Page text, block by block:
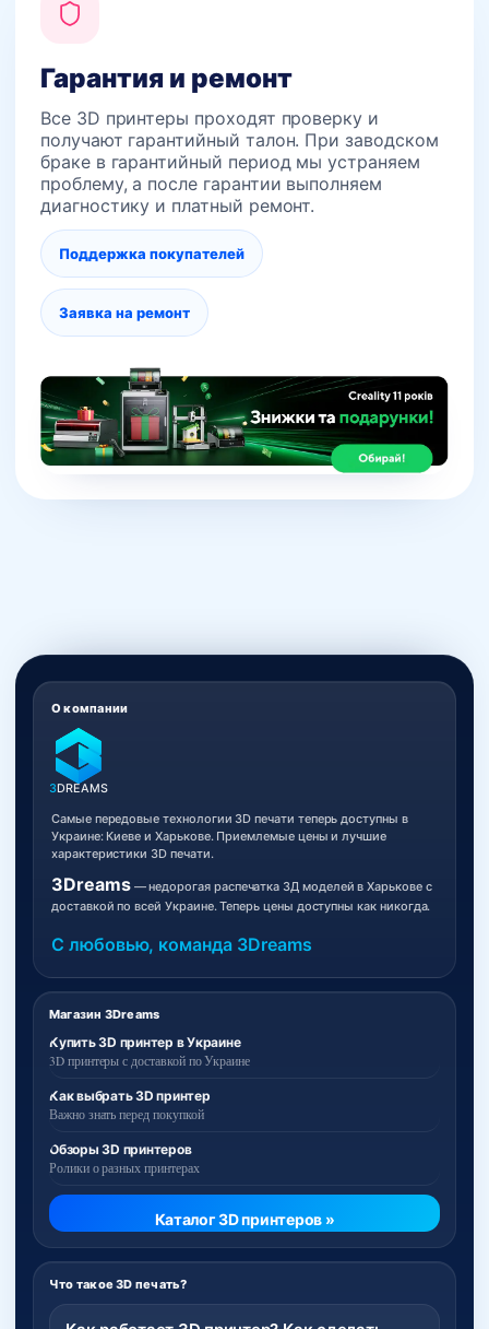
Гарантия и ремонт
Все 3D принтеры проходят проверку и
получают гарантийный талон. При заводском
браке в гарантийный период мы устраняем
проблему, а после гарантии выполняем
диагностику и платный ремонт.
Поддержка покупателей
Заявка на ремонт
Магазин 3Dreams
Купить 3D принтер в Украине
3D принтеры с доставкой по Украине
Как выбрать 3D принтер
Важно знать перед покупкой
Обзоры 3D принтеров
Ролики о разных принтерах
Каталог 3D принтеров »
Что такое 3D печать?
О компании
3DREAMS
Самые передовые технологии 3D печати теперь доступны в
Украине: Киеве и Харькове. Приемлемые цены и лучшие
характеристики 3D печати.
3Dreams— недорогая распечатка 3Д моделей в Харькове с
доставкой по всей Украине. Теперь цены доступны как никогда.
С любовью, команда 3Dreams